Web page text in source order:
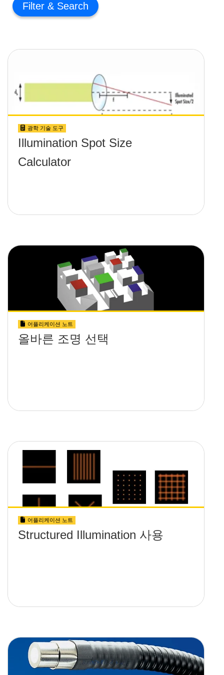
Filter
광학 기술 도구
Illumination Spot Size
Calculator
어플리케이션 노트
올바른 조명 선택
어플리케이션 노트
Structured Illumination 사용